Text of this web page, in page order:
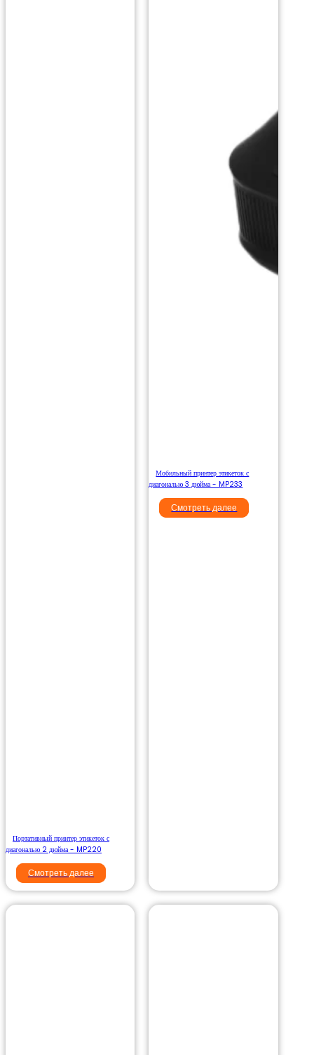
Портативный принтер этикеток с
диагональю 2 дюйма - MP220
Смотреть далее
Мобильный принтер этикеток с
диагональю 3 дюйма - MP233
Смотреть далее